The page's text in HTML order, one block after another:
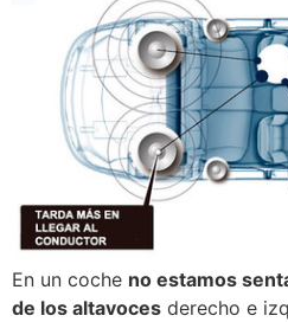
En un coche no estamos
de los altavoces derecho e